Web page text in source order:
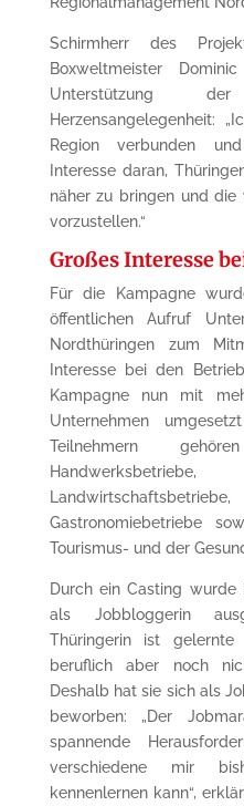
Schirmherr des
Boxweltmeister
Unterstützung
Herzensangelegenheit:
Region verbunden
Interesse daran,
näher zu bringen und
vorzustellen.“
Großes Interesse
Für die Kampagne
öffentlichen Aufruf
Nordthüringen zum
Interesse bei den
Kampagne nun mit
Unternehmen
Teilnehmern
Handwerksbetriebe,
Gastronomiebetriebe
Tourismus- und der
Durch ein Casting wurde
als Jobbloggerin
Thüringerin ist gelernte
beruflich aber noch
Deshalb hat sie sich als
beworben: „Der
spannende
verschiedene mir
kennenlernen kann“,